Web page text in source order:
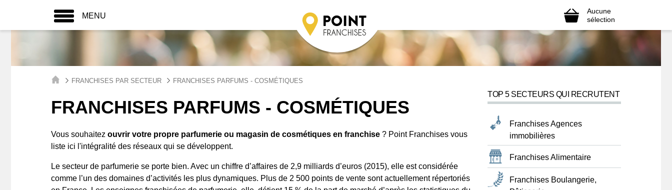
MENU
Aucune
sélection
FRANCHISES PAR SECTEUR FRANCHISES PARFUMS - COSMÉTIQUES
FRANCHISES PARFUMS - COSMÉTIQUES
Vous souhaitez ouvrir votre propre parfumerie ou magasin de cosmétiques en franchise ? Point Franchises vous
liste ici l'intégralité des réseaux qui se développent.
Le secteur de parfumerie se porte bien. Avec un chiffre d’affaires de 2,9 milliards d’euros (2015), elle est considérée
comme l’un des domaines d’activités les plus dynamiques. Plus de 2 500 points de vente sont actuellement répertoriés
TOP 5 SECTEURS QUI RECRUTENT
Franchises Agences
immobilières
Franchises Alimentaire
Franchises Boulangerie,